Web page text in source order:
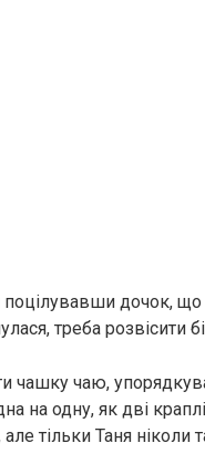
дочок, що
треба розвісити
чашку чаю,
на одну, як дві
тільки Таня ніколи